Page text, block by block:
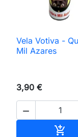
Vela Votiva -
Mil Azares
3,90 €

